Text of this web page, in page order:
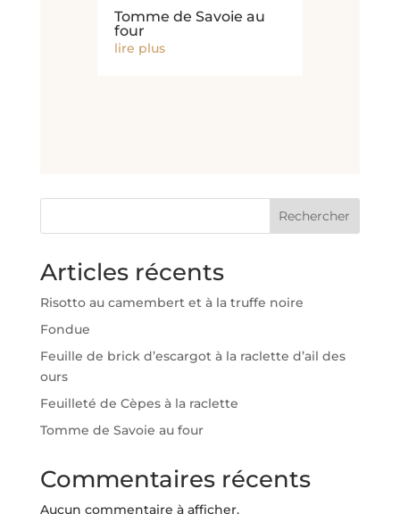
Tomme de Savoie au
four
lire plus
Rechercher
Articles récents
Risotto au camembert et à la truffe noire
Fondue
Feuille de brick d’escargot à la raclette d’ail des
ours
Feuilleté de Cèpes à la raclette
Tomme de Savoie au four
Commentaires récents
Aucun commentaire à afficher.